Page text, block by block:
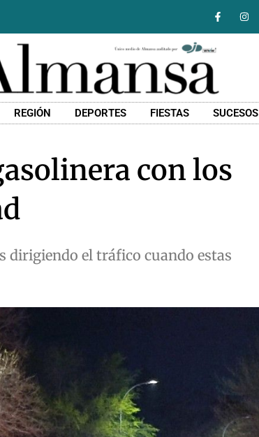
REGIÓN DEPORTES FIESTAS SUCESOS
con los
dirigiendo el tráfico cuando estas